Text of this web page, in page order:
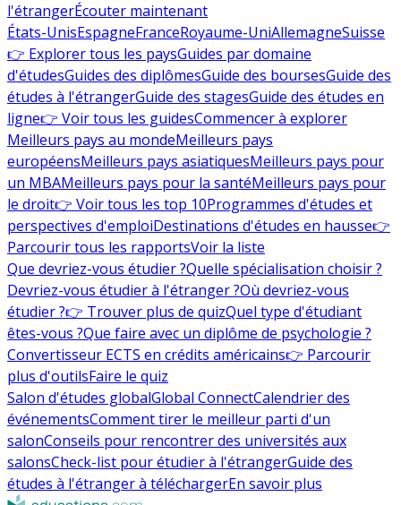
l'étrangerÉcouter maintenant
États-UnisEspagneFranceRoyaume-UniAllemagneSuisse
👉 Explorer tous les paysGuides par domaine
d'étudesGuides des diplômesGuide des boursesGuide des
études à l'étrangerGuide des stagesGuide des études en
ligne👉 Voir tous les guidesCommencer à explorer
Meilleurs pays au mondeMeilleurs pays
européensMeilleurs pays asiatiquesMeilleurs pays pour
un MBAMeilleurs pays pour la santéMeilleurs pays pour
le droit👉 Voir tous les top 10Programmes d'études et
perspectives d'emploiDestinations d'études en hausse👉
Parcourir tous les rapportsVoir la liste
Que devriez-vous étudier ?Quelle spécialisation choisir ?
Devriez-vous étudier à l'étranger ?Où devriez-vous
étudier ?👉 Trouver plus de quizQuel type d'étudiant
êtes-vous ?Que faire avec un diplôme de psychologie ?
Convertisseur ECTS en crédits américains👉 Parcourir
plus d'outilsFaire le quiz
Salon d'études globalGlobal ConnectCalendrier des
événementsComment tirer le meilleur parti d'un
salonConseils pour rencontrer des universités aux
salonsCheck-list pour étudier à l'étrangerGuide des
études à l'étranger à téléchargerEn savoir plus